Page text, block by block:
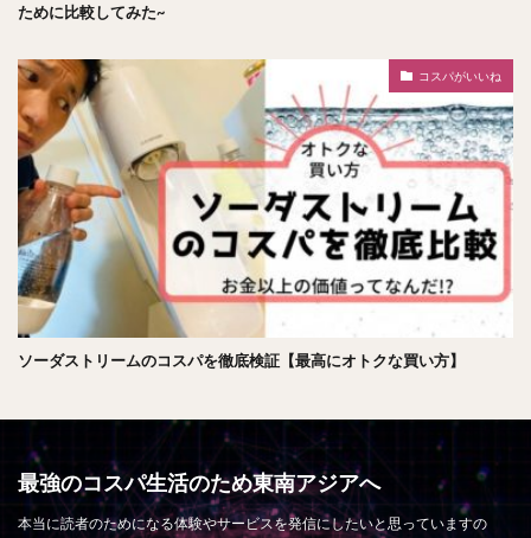
ために比較してみた~
コスパがいいね
ソーダストリームのコスパを徹底検証【最高にオトクな買い方】
最強のコスパ生活のため東南アジアへ
本当に読者のためになる体験やサービスを発信にしたいと思っていますの